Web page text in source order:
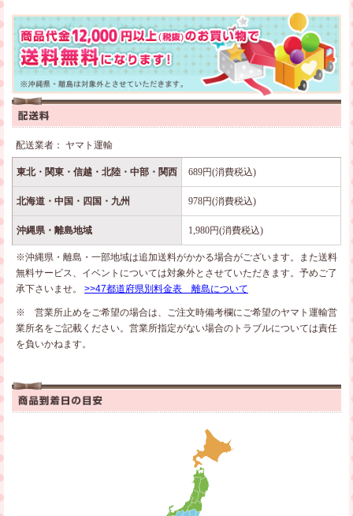
配送業者： ヤマト運輸
東北・関東・信越・北陸・中部・関西 689円(消費税込)
北海道・中国・四国・九州 978円(消費税込)
沖縄県・離島地域 1,980円(消費税込)
※沖縄県・離島・一部地域は追加送料がかかる場合がございます。また送料
無料サービス、イベントについては対象外とさせていただきます。予めご了
承下さいませ。
>>47都道府県別料金表 離島について
※ 営業所止めをご希望の場合は、ご注文時備考欄にご希望のヤマト運輸営
業所名をご記載ください。営業所指定がない場合のトラブルについては責任
を負いかねます。